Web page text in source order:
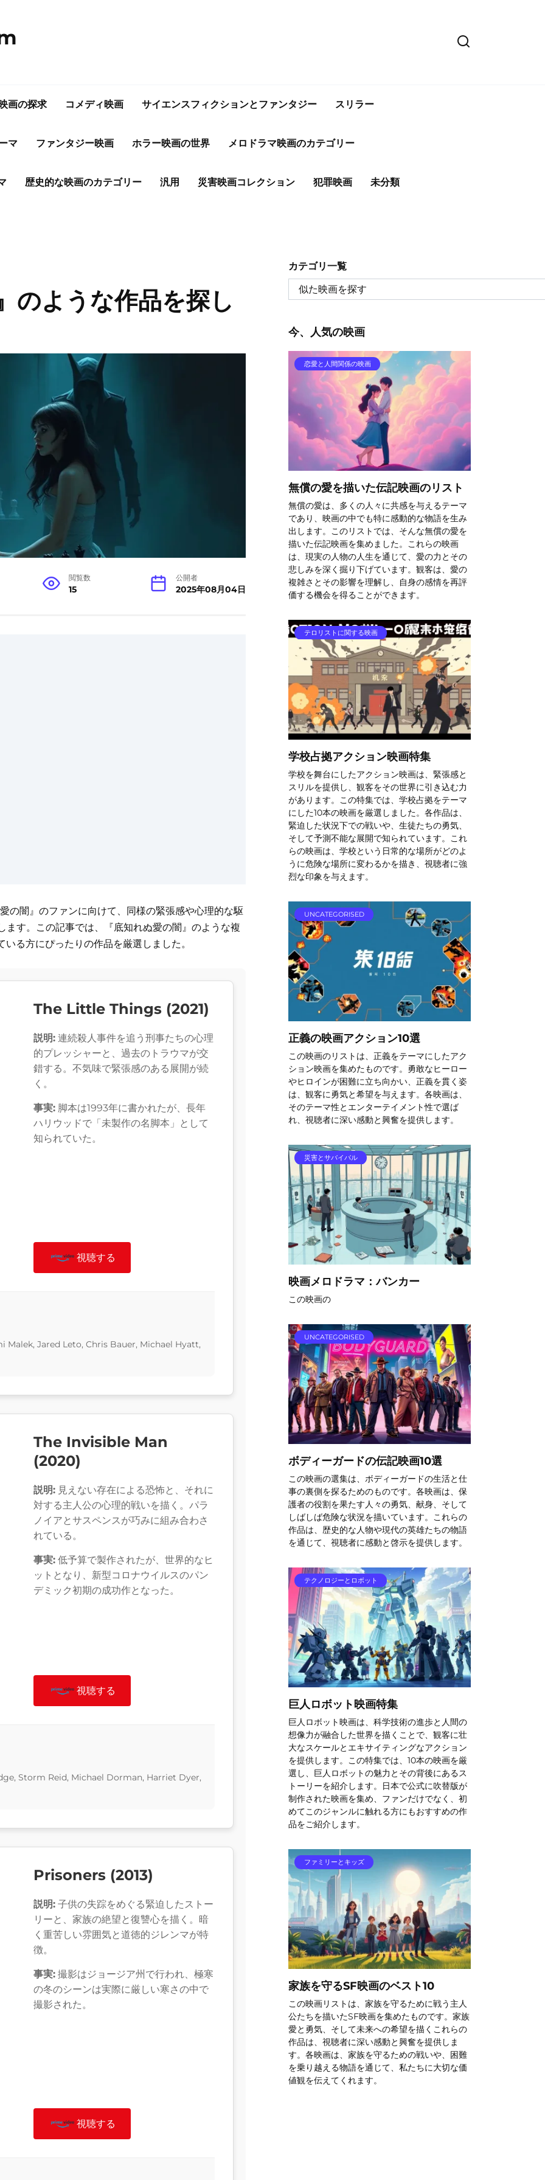
画の探求 コメディ映画 サイエンスフィクションとファンタジー スリラー
マ ファンタジー映画 ホラー映画の世界 メロドラマ映画のカテゴリー
歴史的な映画のカテゴリー 汎用 災害映画コレクション 犯罪映画 未分類
のような作品を探し
閲覧数
15
公開者
2025年08月04日
の闇』のファンに向けて、同様の緊張感や心理的な駆
す。この記事では、『底知れぬ愛の闇』のような複
る方にぴったりの作品を厳選しました。
The Little Things (2021)
説明: 連続殺人事件を追う刑事たちの心理
的プレッシャーと、過去のトラウマが交
錯する。不気味で緊張感のある展開が続
く。
事実: 脚本は1993年に書かれたが、長年
ハリウッドで「未製作の名脚本」として
知られていた。
視聴する
Malek, Jared Leto, Chris Bauer, Michael Hyatt,
The Invisible Man
(2020)
説明: 見えない存在による恐怖と、それに
対する主人公の心理的戦いを描く。パラ
ノイアとサスペンスが巧みに組み合わさ
れている。
事実: 低予算で製作されたが、世界的なヒ
ットとなり、新型コロナウイルスのパン
デミック初期の成功作となった。
視聴する
Storm Reid, Michael Dorman, Harriet Dyer,
Prisoners (2013)
説明: 子供の失踪をめぐる緊迫したストー
リーと、家族の絶望と復讐心を描く。暗
く重苦しい雰囲気と道徳的ジレンマが特
徴。
事実: 撮影はジョージア州で行われ、極寒
の冬のシーンは実際に厳しい寒さの中で
撮影された。
視聴する
カテゴリ一覧
今、人気の映画
恋愛と人間関係の映画
無償の愛を描いた伝記映画のリスト
無償の愛は、多くの人々に共感を与えるテーマ
であり、映画の中でも特に感動的な物語を生み
出します。このリストでは、そんな無償の愛を
描いた伝記映画を集めました。これらの映画
は、現実の人物の人生を通じて、愛の力とその
悲しみを深く掘り下げています。観客は、愛の
複雑さとその影響を理解し、自身の感情を再評
価する機会を得ることができます。
テロリストに関する映画
学校占拠アクション映画特集
学校を舞台にしたアクション映画は、緊張感と
スリルを提供し、観客をその世界に引き込む力
があります。この特集では、学校占拠をテーマ
にした10本の映画を厳選しました。各作品は、
緊迫した状況下での戦いや、生徒たちの勇気、
そして予測不能な展開で知られています。これ
らの映画は、学校という日常的な場所がどのよ
うに危険な場所に変わるかを描き、視聴者に強
烈な印象を与えます。
UNCATEGORISED
正義の映画アクション10選
この映画のリストは、正義をテーマにしたアク
ション映画を集めたものです。勇敢なヒーロー
やヒロインが困難に立ち向かい、正義を貫く姿
は、観客に勇気と希望を与えます。各映画は、
そのテーマ性とエンターテイメント性で選ば
れ、視聴者に深い感動と興奮を提供します。
災害とサバイバル
映画メロドラマ：バンカー
この映画の
UNCATEGORISED
ボディーガードの伝記映画10選
この映画の選集は、ボディーガードの生活と仕
事の裏側を探るためのものです。各映画は、保
護者の役割を果たす人々の勇気、献身、そして
しばしば危険な状況を描いています。これらの
作品は、歴史的な人物や現代の英雄たちの物語
を通じて、視聴者に感動と啓示を提供します。
テクノロジーとロボット
巨人ロボット映画特集
巨人ロボット映画は、科学技術の進歩と人間の
想像力が融合した世界を描くことで、観客に壮
大なスケールとエキサイティングなアクション
を提供します。この特集では、10本の映画を厳
選し、巨人ロボットの魅力とその背後にあるス
トーリーを紹介します。日本で公式に吹替版が
制作された映画を集め、ファンだけでなく、初
めてこのジャンルに触れる方にもおすすめの作
品をご紹介します。
ファミリーとキッズ
家族を守るSF映画のベスト10
この映画リストは、家族を守るために戦う主人
公たちを描いたSF映画を集めたものです。家族
愛と勇気、そして未来への希望を描くこれらの
作品は、視聴者に深い感動と興奮を提供しま
す。各映画は、家族を守るための戦いや、困難
を乗り越える物語を通じて、私たちに大切な価
値観を伝えてくれます。